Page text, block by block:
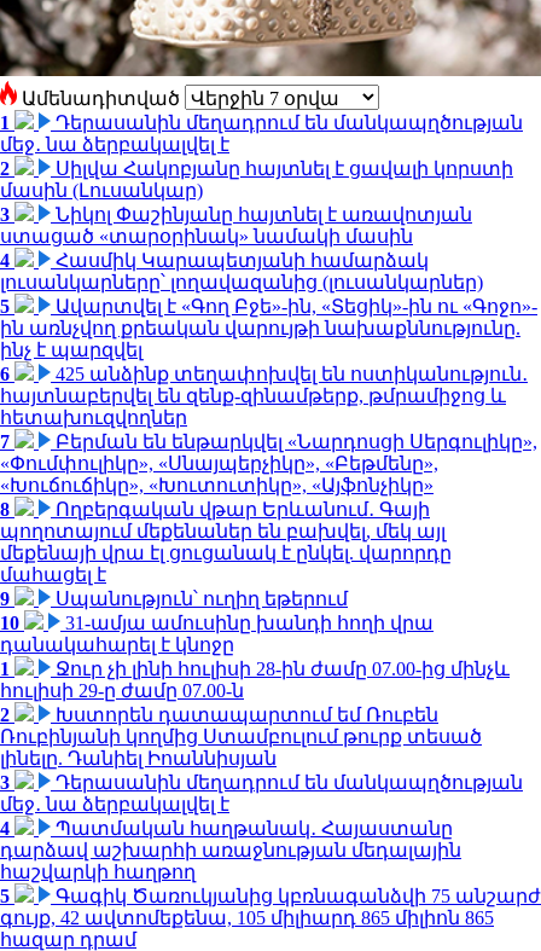
Ամենադիտված
1
Դերասանին մեղադրում են մանկապղծության
մեջ․ նա ձերբակալվել է
2
Սիլվա Հակոբյանը հայտնել է ցավալի կորստի
մասին (Լուսանկար)
3
Նիկոլ Փաշինյանը հայտնել է առավոտյան
ստացած «տարօրինակ» նամակի մասին
4
Հասմիկ Կարապետյանի համարձակ
լուսանկարները՝ լողավազանից (լուսանկարներ)
5
Ավարտվել է «Գող Բջե»-ին, «Տեցիկ»-ին ու «Գոջո»-
ին առնչվող քրեական վարույթի նախաքննությունը.
ինչ է պարզվել
6
425 անձինք տեղափոխվել են ոստիկանություն․
հայտնաբերվել են զենք-զինամթերք, թմրամիջոց և
հետախուզվողներ
7
Բերման են ենթարկվել «Նարդոսցի Սերգուլիկը»,
«Փումփուլիկը», «Սնայպերչիկը», «Բեթմենը»,
«Խուճուճիկը», «Խուտուտիկը», «Այֆոնչիկը»
8
Ողբերգական վթար Երևանում․ Գայի
պողոտայում մեքենաներ են բախվել, մեկ այլ
մեքենայի վրա էլ ցուցանակ է ընկել. վարորդը
մահացել է
9
Սպանություն՝ ուղիղ եթերում
10
31-ամյա ամուսինը խանդի հողի վրա
դանակահարել է կնոջը
1
Ջուր չի լինի հուլիսի 28-ին ժամը 07.00-ից մինչև
հուլիսի 29-ը ժամը 07.00-ն
2
Խստորեն դատապարտում եմ Ռուբեն
Ռուբինյանի կողմից Ստամբուլում թուրք տեսած
լինելը. Դանիել Իոաննիսյան
3
Դերասանին մեղադրում են մանկապղծության
մեջ․ նա ձերբակալվել է
4
Պատմական հաղթանակ․ Հայաստանը
դարձավ աշխարհի առաջնության մեդալային
հաշվարկի հաղթող
5
Գագիկ Ծառուկյանից կբռնագանձվի 75 անշարժ
գույք, 42 ավտոմեքենա, 105 միլիարդ 865 միլիոն 865
հազար դրամ